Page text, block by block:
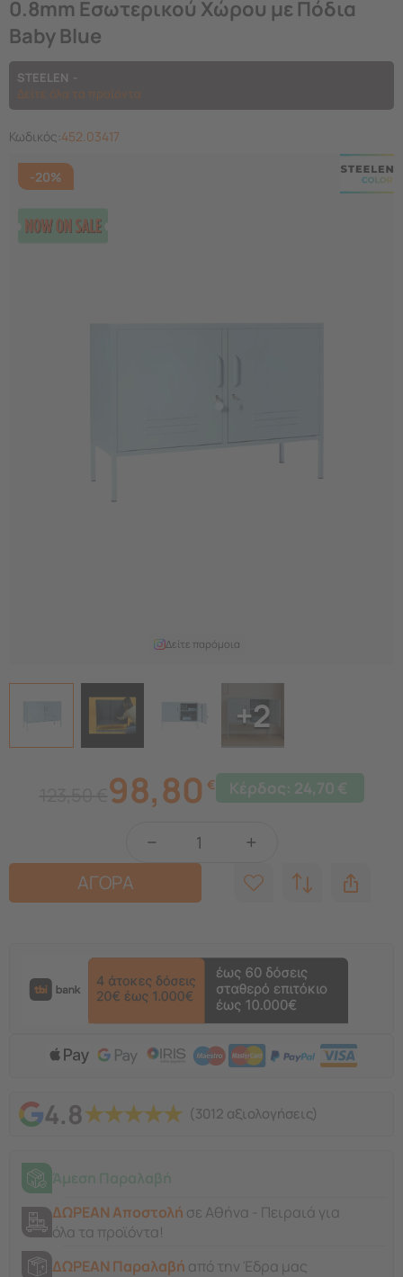
-20%
Δείτε παρόμοια
+2
0.8mm Εσωτερικού Χώρου με Πόδια
Baby Blue
STEELEN
Δείτε όλα τα προϊόντα
Κωδικός:452.03417
98,80 € Κέρδος: 24,70 €
+
−
ΑΓΟΡΑ
4.8★★★★★ (3012 αξιολογήσεις)
ΔΩΡΕΑΝ Αποστολή σε Αθήνα - Πειραιά για
όλα τα προϊόντα!
ΔΩΡΕΑΝ Παραλαβή από την Έδρα μας